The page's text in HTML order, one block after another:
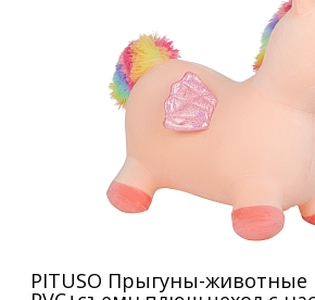
PITUSO Прыгуны-животные